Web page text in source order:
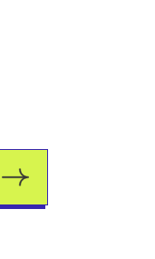
en reste